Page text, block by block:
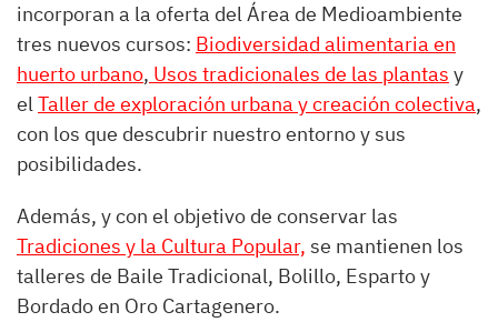
incorporan a la oferta del Área de Medioambiente
tres nuevos cursos: Biodiversidad alimentaria en
huerto urbano, Usos tradicionales de las plantas y
elTaller de exploración urbana y creación colectiva,
con los que descubrir nuestro entorno y sus
posibilidades.
Además, y con el objetivo de conservar las
Tradiciones y la Cultura Popular, se mantienen los
talleres de Baile Tradicional, Bolillo, Esparto y
Bordado en Oro Cartagenero.